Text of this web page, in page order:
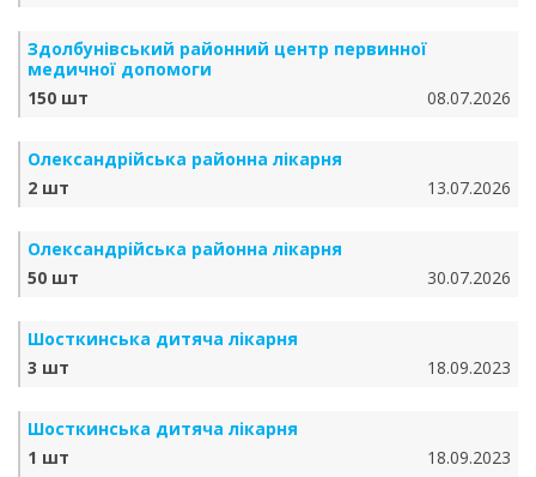
Здолбунівський районний центр первинної
медичної допомоги
150 шт
08.07.2026
Олександрійська районна лікарня
2 шт
13.07.2026
Олександрійська районна лікарня
50 шт
30.07.2026
Шосткинська дитяча лікарня
3 шт
18.09.2023
Шосткинська дитяча лікарня
1 шт
18.09.2023